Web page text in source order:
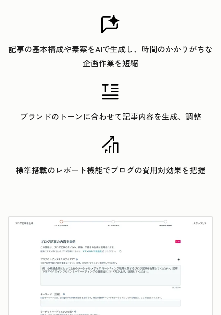
記事の基本構成や素案をAIで生成し、時間のかかりがちな
企画作業を短縮
ブランドのトーンに合わせて記事内容を生成、調整
標準搭載のレポート機能でブログの費用対効果を把握